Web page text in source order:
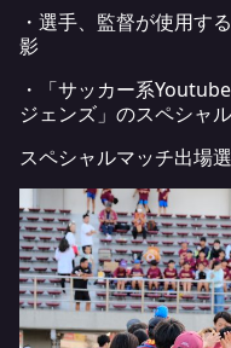
・選手、監督が使用す
影
・「サッカー系
ジェンズ」のスペシャ
スペシャルマッチ出場